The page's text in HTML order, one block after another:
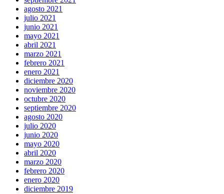
agosto 2021
julio 2021
junio 2021
mayo 2021
abril 2021
marzo 2021
febrero 2021
enero 2021
diciembre 2020
noviembre 2020
octubre 2020
septiembre 2020
agosto 2020
julio 2020
junio 2020
mayo 2020
abril 2020
marzo 2020
febrero 2020
enero 2020
diciembre 2019